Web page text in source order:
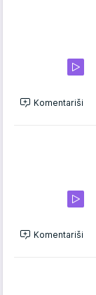
Komentariši
Komentariši